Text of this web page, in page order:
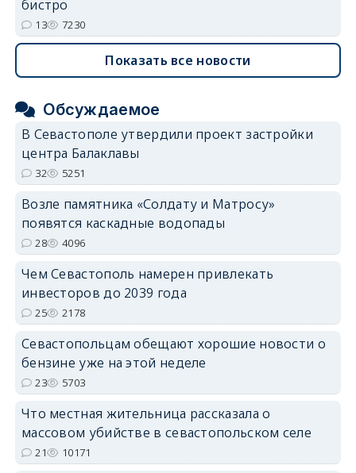
бистро
13 7230
Показать все новости
Обсуждаемое
В Севастополе утвердили проект застройки
центра Балаклавы
32 5251
Возле памятника «Солдату и Матросу»
появятся каскадные водопады
28 4096
Чем Севастополь намерен привлекать
инвесторов до 2039 года
25 2178
Севастопольцам обещают хорошие новости о
бензине уже на этой неделе
23 5703
Что местная жительница рассказала о
массовом убийстве в севастопольском селе
21 10171